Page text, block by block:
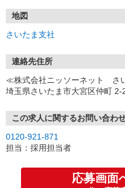
◎応募フォームからのご応募は
（2）面談・登録の実施
ご都合のよいお日にちをお聞か
↓
（3）選考・お仕事のご案内
↓
※紹介予定派遣・職業紹介など
能です。
地図
さいたま支社
連絡先住所
≪株式会社ニッソーネット さ
埼玉県さいたま市大宮区仲町 2-
この求人に関するお問い合わ
0120-921-871
担当：採用担当者
応募画面